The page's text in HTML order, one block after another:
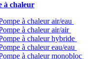
à chaleur
à chaleur air/eau
à chaleur air/air
à chaleur hybride
à chaleur​ eau/eau
à chaleur monobloc